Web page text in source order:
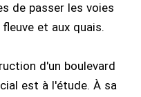
de passer les voies
et aux quais.
d'un boulevard
est à l'étude. À sa